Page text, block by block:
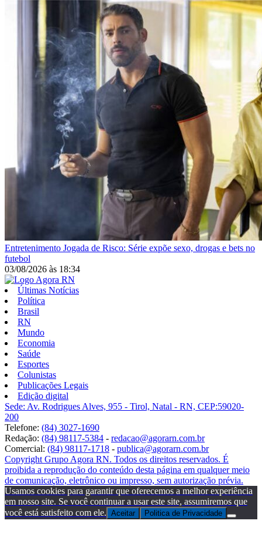
Entretenimento Jogada de Risco: Série expõe sexo, drogas e bets no
futebol
03/08/2026 às 18:34
Últimas Notícias
Política
Brasil
RN
Mundo
Economia
Saúde
Esportes
Colunistas
Publicações Legais
Edição digital
Sede: Av. Rodrigues Alves, 955 - Tirol, Natal - RN, CEP:59020-
200
Telefone: (84) 3027-1690
Redação: (84) 98117-5384 - redacao@agorarn.com.br
Comercial: (84) 98117-1718 - publica@agorarn.com.br
Copyright Grupo Agora RN. Todos os direitos reservados. É
proibida a reprodução do conteúdo desta página em qualquer meio
de comunicação, eletrônico ou impresso, sem autorização prévia.
Usamos cookies para garantir que oferecemos a melhor experiência
em nosso site. Se você continuar a usar este site, assumiremos que
você está satisfeito com ele. Aceitar Politica de Privacidade